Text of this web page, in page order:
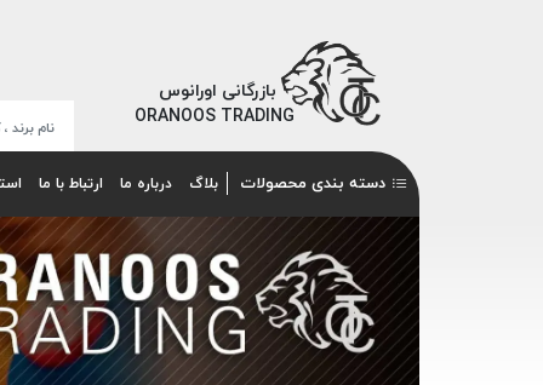
بازرگانی اورانوس
ORANOOS TRADING
دسته بندی محصولات بلاگ درباره ما ارتباط با ما